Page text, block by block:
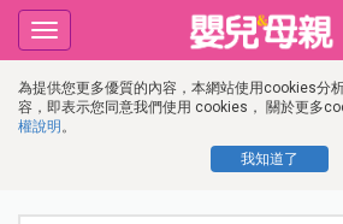
為提供您更多優質的內容，本網站使用cookies分
容，即表示您同意我們使用 cookies， 關於更多
權說明 。
我知道了
Toggle
navigation